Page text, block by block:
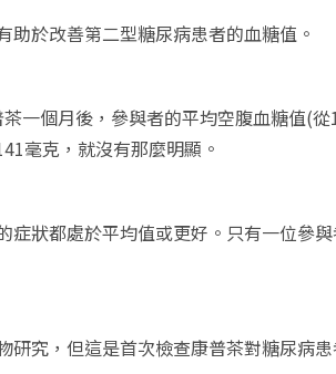
於改善第二型糖尿病患者的血糖值。
一個月後，參與者的平均空腹血糖值(
毫克，就沒有那麼明顯。
狀都處於平均值或更好。只有一位參
究，但這是首次檢查康普茶對糖尿病患